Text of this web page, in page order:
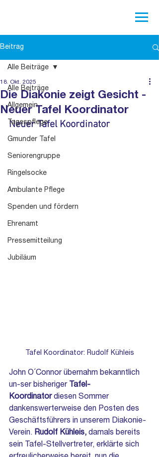
Beitrag
Alle Beiträge
Allgemein
Tagespflege
Gmunder Tafel
Seniorengruppe
Ringelsocke
Ambulante Pflege
Spenden und fördern
Ehrenamt
Pressemitteilung
Jubiläum
Alle Beiträge
Die Diakonie zeigt Gesicht -
Neuer Tafel Koordinator
18. Okt. 2025
Neuer Tafel Koordinator
Tafel Koordinator: Rudolf Kühleis
John O´Connor übernahm bekanntlich
un-ser bisheriger Tafel-
Koordinator diesen Sommer
dankenswerterweise den Posten des
Geschäftsführers in unserem Diakonie-
Verein. Rudolf Kühleis, damals bereits
sein Tafel-Stellvertreter, erklärte sich